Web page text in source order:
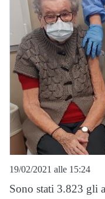
19/02/2021 alle 15:24
Sono stati 3.823 gli